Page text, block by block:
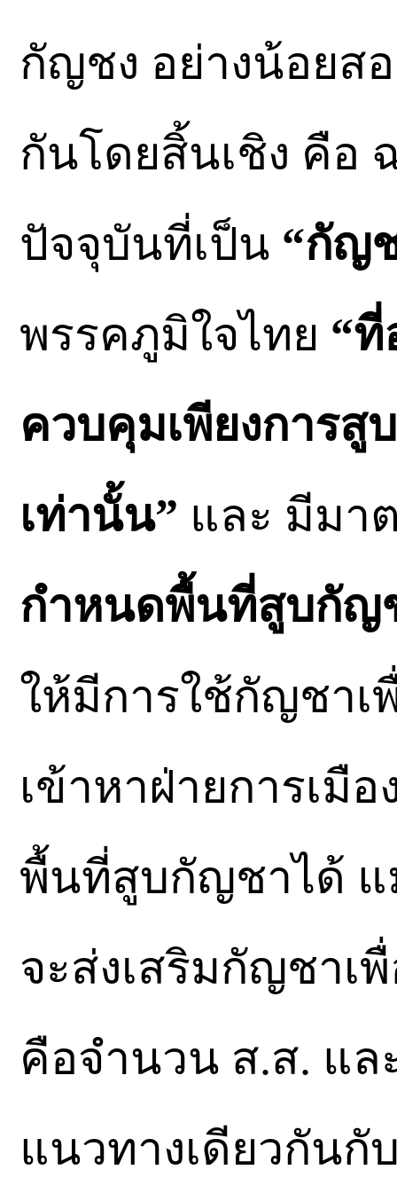
กัญชง อย่างน้อยส
กันโดยสิ้นเชิง คือ
ปัจจุบันที่เป็น “กัญ
พรรคภูมิใจไทย “
ควบคุมเพียงการ
เท่านั้น” และ มีมา
กำหนดพื้นที่สูบกัญ
ให้มีการใช้กัญชาเ
เข้าหาฝ่ายการเมื
พื้นที่สูบกัญชาได้ แ
จะส่งเสริมกัญชา
คือจำนวน ส.ส. แล
แนวทางเดียวกันกั